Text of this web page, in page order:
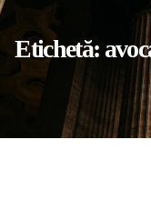
Etichetă: